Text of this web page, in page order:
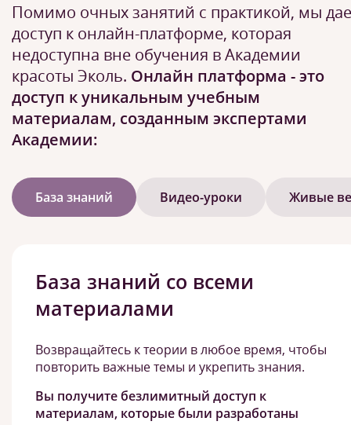
Помимо очных занятий с практикой, мы
доступ к онлайн-платформе, которая
недоступна вне обучения в Академии
красоты Эколь. Онлайн платформа - это
доступ к уникальным учебным
материалам, созданным экспертами
Академии:
База знаний Видео-уроки Живые
База знаний со всеми
материалами
Возвращайтесь к теории в любое время, чтобы
повторить важные темы и укрепить знания.
Вы получите безлимитный доступ к
материалам, которые были разработаны